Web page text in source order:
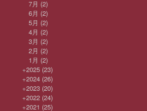
7月 (2)
6月 (2)
5月 (2)
4月 (2)
3月 (2)
2月 (2)
1月 (2)
+2025 (23)
+2024 (26)
+2023 (20)
+2022 (24)
+2021 (25)